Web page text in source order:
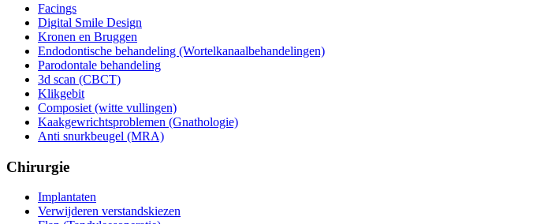
Facings
Digital Smile Design
Kronen en Bruggen
Endodontische behandeling (Wortelkanaalbehandelingen)
Parodontale behandeling
3d scan (CBCT)
Klikgebit
Composiet (witte vullingen)
Kaakgewrichtsproblemen (Gnathologie)
Anti snurkbeugel (MRA)
Chirurgie
Implantaten
Verwijderen verstandskiezen